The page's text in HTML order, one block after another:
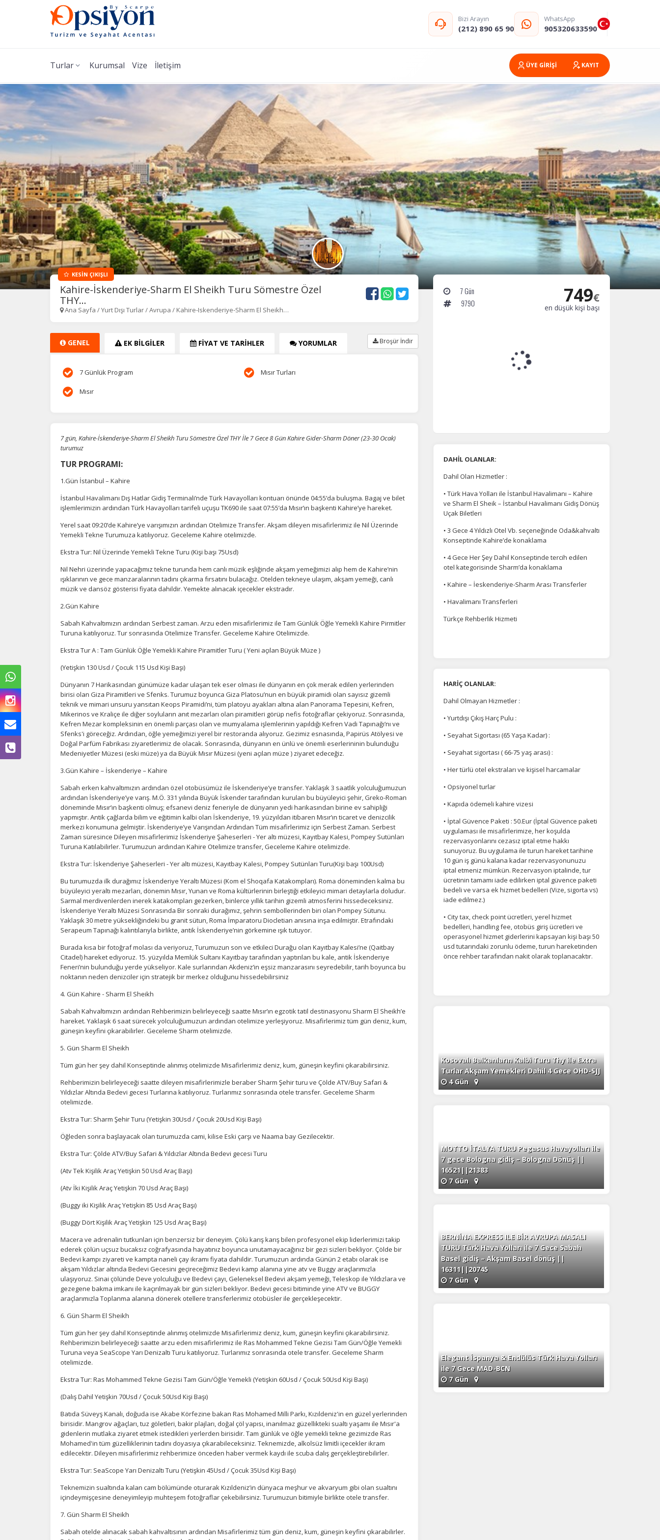
Bizi Arayın
(212) 890 65 90
WhatsApp
905320633590
Turlar Kurumsal Vize İletişim ÜYE GİRİŞİ KAYIT
ÇEREZ KULLANIM AYARLARINIZ
Çerez tercihlerinizibelirleyin.
Size daha kişiselleştirilmiş bir web deneyimi sunmak için bazı bilgileri tarayıcınızda
depolayabilir, bunları yurt içi ve yurt dışındaki hizmet sağlayıcılarla paylaşabiliriz. Buna
izin vermemeyi seçebilirsiniz ancak bu durumda sitemiz umduğumuz gibi çalışmaya
inceleyebilirsiniz.
Zorunlu Çerezler HER ZAMAN AKTIF
Oturum yönetimi, güvenlik ve temel site işlevleri için gereklidir. Bu
çerezler olmadan site düzgün çalışmaz ve devre dışı bırakılamaz.
İstatistik Çerezleri
Ziyaretçilerin siteyi nasıl kullandığını anonim olarak ölçeriz. Hangi
sayfaların popüler olduğunu ve kullanıcıların nerede zorluk yaşadığını
Pazarlama Çerezleri
KESİN ÇIKIŞLI
Kahire-İskenderiye-Sharm El Sheikh Turu Sömestre Özel
THY...
Ana Sayfa /Yurt Dışı Turlar/Avrupa / Kahire-Iskenderiye-Sharm El Sheikh…
GENEL EK BİLGİLER FİYAT VE TARİHLER YORUMLAR Broşür İndir
7 Günlük Program Mısır Turları
Mısır
7 gün, Kahire-İskenderiye-Sharm El Sheikh Turu Sömestre Özel THY İle 7 Gece 8 Gün Kahire Gider-Sharm Döner (23-30 Ocak)
turumuz
TUR PROGRAMI:
1.Gün İstanbul – Kahire
İstanbul Havalimanı Dış Hatlar Gidiş Terminali’nde Türk Havayolları kontuarı önünde 04:55’da buluşma. Bagaj ve bilet
işlemlerimizin ardından Türk Havayolları tarifeli uçuşu TK690 ile saat 07:55’da Mısır’ın başkenti Kahire’ye hareket.
Yerel saat 09:20’de Kahire’ye varışımızın ardından Otelimize Transfer. Akşam dileyen misafirlerimiz ile Nil Üzerinde
Yemekli Tekne Turumuza katılıyoruz. Geceleme Kahire otelimizde.
Ekstra Tur: Nil Üzerinde Yemekli Tekne Turu (Kişi başı 75Usd)
Nil Nehri üzerinde yapacağımız tekne turunda hem canlı müzik eşliğinde akşam yemeğimizi alıp hem de Kahire’nin
ışıklarının ve gece manzaralarının tadını çıkarma fırsatını bulacağız. Otelden tekneye ulaşım, akşam yemeği, canlı
müzik ve dansöz gösterisi fiyata dahildir. Yemekte alınacak içecekler ekstradır.
2.Gün Kahire
Sabah Kahvaltımızın ardından Serbest zaman. Arzu eden misafirlerimiz ile Tam Günlük Öğle Yemekli Kahire Pirmitler
Turuna katılıyoruz. Tur sonrasında Otelimize Transfer. Geceleme Kahire Otelimizde.
Ekstra Tur A : Tam Günlük Öğle Yemekli Kahire Piramitler Turu ( Yeni açılan Büyük Müze )
(Yetişkin 130 Usd / Çocuk 115 Usd Kişi Başı)
Dünyanın 7 Harikasından günümüze kadar ulaşan tek eser olması ile dünyanın en çok merak edilen yerlerinden
birisi olan Giza Piramitleri ve Sfenks. Turumuz boyunca Giza Platosu’nun en büyük piramidi olan sayısız gizemli
teknik ve mimari unsuru yansıtan Keops Piramidi’ni, tüm platoyu ayakları altına alan Panorama Tepesini, Kefren,
Mikerinos ve Kraliçe ile diğer soyluların anıt mezarları olan piramitleri görüp nefis fotoğraflar çekiyoruz. Sonrasında,
Kefren Mezar kompleksinin en önemli parçası olan ve mumyalama işlemlerinin yapıldığı Kefren Vadi Tapınağı’nı ve
Sfenks'i göreceğiz. Ardından, öğle yemeğimizi yerel bir restoranda alıyoruz. Gezimiz esnasında, Papirüs Atölyesi ve
Doğal Parfüm Fabrikası ziyaretlerimiz de olacak. Sonrasında, dünyanın en ünlü ve önemli eserlerininin bulunduğu
Medeniyetler Müzesi (eski müze) ya da Büyük Mısır Müzesi (yeni açılan müze ) ziyaret edeceğiz.
3.Gün Kahire – İskenderiye – Kahire
Sabah erken kahvaltımızın ardından özel otobüsümüz ile İskenderiye’ye transfer. Yaklaşık 3 saatlik yolculuğumuzun
ardından İskenderiye’ye varış. M.Ö. 331 yılında Büyük İskender tarafından kurulan bu büyüleyici şehir, Greko-Roman
döneminde Mısır’ın başkenti olmuş; efsanevi deniz feneriyle de dünyanın yedi harikasından birine ev sahipliği
yapmıştır. Antik çağlarda bilim ve eğitimin kalbi olan İskenderiye, 19. yüzyıldan itibaren Mısır’ın ticaret ve denizcilik
merkezi konumuna gelmiştir. İskenderiye’ye Varışından Ardından Tüm misafirlerimiz için Serbest Zaman. Serbest
Zaman süresince Dileyen misafirlerimiz İskenderiye Şaheserleri - Yer altı müzesi, Kayıtbay Kalesi, Pompey Sutünları
Turuna Katılabilirler. Turumuzun ardından Kahire Otelimize transfer, Geceleme Kahire otelimizde.
Ekstra Tur: İskenderiye Şaheserleri - Yer altı müzesi, Kayıtbay Kalesi, Pompey Sutünları Turu(Kişi başı 100Usd)
Bu turumuzda ilk durağımız İskenderiye Yeraltı Müzesi (Kom el Shoqafa Katakompları). Roma döneminden kalma bu
büyüleyici yeraltı mezarları, dönemin Mısır, Yunan ve Roma kültürlerinin birleştiği etkileyici mimari detaylarla doludur.
Sarmal merdivenlerden inerek katakompları gezerken, binlerce yıllık tarihin gizemli atmosferini hissedeceksiniz.
İskenderiye Yeraltı Müzesi Sonrasında Bir sonraki durağımız, şehrin sembollerinden biri olan Pompey Sütunu.
Yaklaşık 30 metre yüksekliğindeki bu granit sütun, Roma İmparatoru Diocletian anısına inşa edilmiştir. Etrafındaki
Serapeum Tapınağı kalıntılarıyla birlikte, antik İskenderiye’nin görkemine ışık tutuyor.
Burada kısa bir fotoğraf molası da veriyoruz, Turumuzun son ve etkileci Durağu olan Kayıtbay Kalesi’ne (Qaitbay
Citadel) hareket ediyoruz. 15. yüzyılda Memlük Sultanı Kayıtbay tarafından yaptırılan bu kale, antik İskenderiye
Feneri’nin bulunduğu yerde yükseliyor. Kale surlarından Akdeniz’in eşsiz manzarasını seyredebilir, tarih boyunca bu
noktanın neden denizciler için stratejik bir merkez olduğunu hissedebilirsiniz
4. Gün Kahire - Sharm El Sheikh
Sabah Kahvaltımızın ardından Rehberimizin belirleyeceği saatte Mısır’ın egzotik tatil destinasyonu Sharm El Sheikh’e
hareket. Yaklaşık 6 saat sürecek yolculuğumuzun ardından otelimize yerleşiyoruz. Misafirlerimiz tüm gün deniz, kum,
güneşin keyfini çıkarabilirler. Geceleme Sharm otelimizde.
5. Gün Sharm El Sheikh
Tüm gün her şey dahil Konseptinde alınmış otelimizde Misafirlerimiz deniz, kum, güneşin keyfini çıkarabilirsiniz.
Rehberimizin belirleyeceği saatte dileyen misafirlerimizle beraber Sharm Şehir turu ve Çölde ATV/Buy Safari &
Yıldızlar Altında Bedevi gecesi Turlarına katılıyoruz. Turlarımız sonrasında otele transfer. Geceleme Sharm
otelimizde.
Ekstra Tur: Sharm Şehir Turu (Yetişkin 30Usd / Çocuk 20Usd Kişi Başı)
Öğleden sonra başlayacak olan turumuzda cami, kilise Eski çarşı ve Naama bay Gezilecektir.
Ekstra Tur: Çölde ATV/Buy Safari & Yıldızlar Altında Bedevi gecesi Turu
(Atv Tek Kişilik Araç Yetişkin 50 Usd Araç Başı)
(Atv İki Kişilik Araç Yetişkin 70 Usd Araç Başı)
(Buggy iki Kişilik Araç Yetişkin 85 Usd Araç Başı)
(Buggy Dört Kişilik Araç Yetişkin 125 Usd Araç Başı)
Macera ve adrenalin tutkunları için benzersiz bir deneyim. Çölü karış karış bilen profesyonel ekip liderlerimizi takip
ederek çölün uçsuz bucaksız coğrafyasında hayatınız boyunca unutamayacağınız bir gezi sizleri bekliyor. Çölde bir
Bedevi kampı ziyareti ve kampta naneli çay ikramı fiyata dahildir. Turumuzun ardında Günün 2 etabı olarak ise
akşam Yıldızlar altında Bedevi Gecesini geçireceğimiz Bedevi kamp alanına yine atv ve Buggy araçlarımızla
ulaşıyoruz. Sinai çölünde Deve yolculuğu ve Bedevi çayı, Geleneksel Bedevi akşam yemeği, Teleskop ile Yıldızlara ve
gezegene bakma imkanı ile kaçırılmayak bir gün sizleri bekliyor. Bedevi gecesi bitiminde yine ATV ve BUGGY
araçlarımızla Toplanma alanına dönerek otellere transferlerimiz otobüsler ile gerçekleşecektir.
6. Gün Sharm El Sheikh
Tüm gün her şey dahil Konseptinde alınmış otelimizde Misafirlerimiz deniz, kum, güneşin keyfini çıkarabilirsiniz.
Rehberimizin belirleyeceği saatte arzu eden misafirlerimiz ile Ras Mohammed Tekne Gezisi Tam Gün/Öğle Yemekli
Turuna veya SeaScope Yarı Denizaltı Turu katılıyoruz. Turlarımız sonrasında otele transfer. Geceleme Sharm
otelimizde.
Ekstra Tur: Ras Mohammed Tekne Gezisi Tam Gün/Öğle Yemekli (Yetişkin 60Usd / Çocuk 50Usd Kişi Başı)
(Dalış Dahil Yetişkin 70Usd / Çocuk 50Usd Kişi Başı)
Batıda Süveyş Kanalı, doğuda ise Akabe Körfezine bakan Ras Mohamed Milli Parkı, Kızıldeniz'in en güzel yerlerinden
birisidir. Mangrov ağaçları, tuz göletleri, bakir plajları, doğal çöl yapısı, inanılmaz güzellikteki sualtı yaşamı ile Mısır'a
gidenlerin mutlaka ziyaret etmek istedikleri yerlerden birisidir. Tam günlük ve öğle yemekli tekne gezimizde Ras
Mohamed'in tüm güzelliklerinin tadını doyasıya çıkarabileceksiniz. Teknemizde, alkolsüz limitli içecekler ikram
edilecektir. Dileyen misafirlerimiz rehberimize önceden haber vermek kaydı ile scuba dalış gerçekleştirebilirler.
Ekstra Tur: SeaScope Yarı Denizaltı Turu (Yetişkin 45Usd / Çocuk 35Usd Kişi Başı)
Teknemizin sualtında kalan cam bölümünde oturarak Kızıldeniz’in dünyaca meşhur ve akvaryum gibi olan sualtını
içindeymişçesine deneyimleyip muhteşem fotoğraflar çekebilirsiniz. Turumuzun bitimiyle birlikte otele transfer.
7. Gün Sharm El Sheikh
Sabah otelde alınacak sabah kahvaltısının ardından Misafirlerimiz tüm gün deniz, kum, güneşin keyfini çıkarabilirler.
7 Gün
9790
749€
en düşük kişi başı
DAHİL OLANLAR:
Dahil Olan Hizmetler :
• Türk Hava Yolları ile İstanbul Havalimanı – Kahire
ve Sharm El Sheik – İstanbul Havalimanı Gidiş Dönüş
Uçak Biletleri
• 3 Gece 4 Yıldızlı Otel Vb. seçeneğinde Oda&kahvaltı
Konseptinde Kahire’de konaklama
• 4 Gece Her Şey Dahil Konseptinde tercih edilen
otel kategorisinde Sharm’da konaklama
• Kahire – İeskenderiye-Sharm Arası Transferler
• Havalimanı Transferleri
Türkçe Rehberlik Hizmeti
HARİÇ OLANLAR:
Dahil Olmayan Hizmetler :
• Yurtdışı Çıkış Harç Pulu :
• Seyahat Sigortası (65 Yaşa Kadar) :
• Seyahat sigortası ( 66-75 yaş arası) :
• Her türlü otel ekstraları ve kişisel harcamalar
• Opsiyonel turlar
• Kapıda ödemeli kahire vizesi
• İptal Güvence Paketi : 50.Eur (İptal Güvence paketi
uygulaması ile misafirlerimize, her koşulda
rezervasyonlarını cezasız iptal etme hakkı
sunuyoruz. Bu uygulama ile turun hareket tarihine
10 gün iş günü kalana kadar rezervasyonunuzu
iptal etmeniz mümkün. Rezervasyon iptalinde, tur
ücretinin tamamı iade edilirken iptal güvence paketi
bedeli ve varsa ek hizmet bedelleri (Vize, sigorta vs)
iade edilmez.)
• City tax, check point ücretleri, yerel hizmet
bedelleri, handling fee, otobüs giriş ücretleri ve
operasyonel hizmet giderlerini kapsayan kişi başı 50
usd tutarındaki zorunlu ödeme, turun hareketinden
önce rehber tarafından nakit olarak toplanacaktır.
Kosovalı Balkanların Kalbi Turu Thy ile Extra
Turlar Akşam Yemekleri Dahil 4 Gece OHD-SJJ
4 Gün
MOTTO İTALYA TURU Pegasus Havayolları ile
7 gece Bologna gidiş – Bologna Dönüş ||
16521||21383
7 Gün
BERNİNA EXPRESS ILE BİR AVRUPA MASALI
TURU Türk Hava Yolları ile 7 Gece Sabah
Basel gidiş – Akşam Basel dönüş ||
16311||20745
7 Gün
Elegant İspanya & Endülüs Türk Hava Yolları
ile 7 Gece MAD-BCN
7 Gün